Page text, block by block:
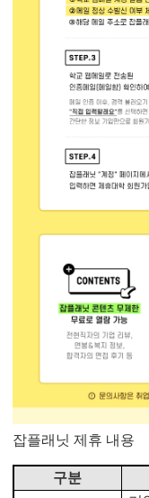
잡플래닛 제휴 내용
구분